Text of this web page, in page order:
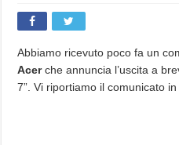
Abbiamo ricevuto poco fa un
Acerche annuncia l’uscita a
7”. Vi riportiamo il comunicato